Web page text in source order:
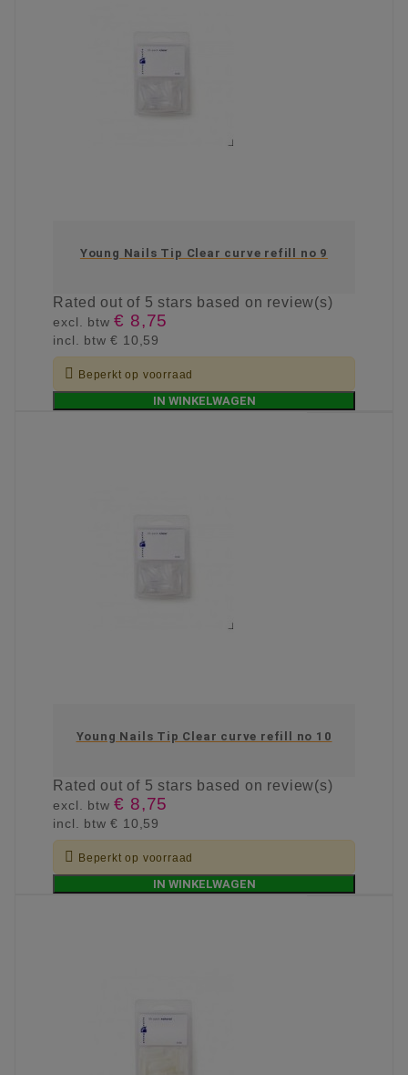
Young Nails Tip Clear curve refill no 9
Ratedout of 5 stars based on review(s)
excl. btw€ 8,75
incl. btw€ 10,59
 Beperkt op voorraad
IN WINKELWAGEN
Young Nails Tip Clear curve refill no 10
Ratedout of 5 stars based on review(s)
excl. btw€ 8,75
incl. btw€ 10,59
 Beperkt op voorraad
IN WINKELWAGEN